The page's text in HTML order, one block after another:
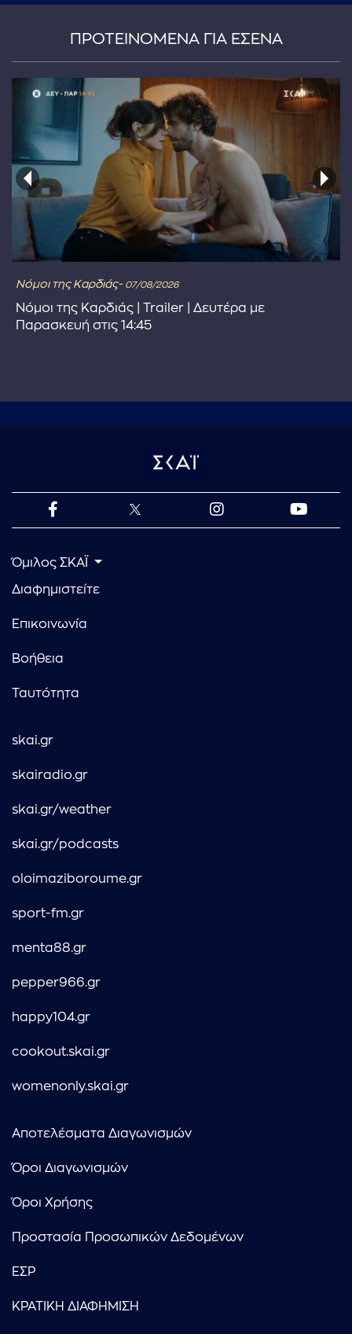
ΠΡΟΤΕΙΝΟΜΕΝΑ ΓΙΑ ΕΣΕΝΑ
Νόμοι της Καρδιάς- 07/08/2026
Νόμοι της Καρδιάς | Trailer | Δευτέρα με
Παρασκευή στις 14:45
Όμιλος ΣΚΑΪ
Διαφημιστείτε
Επικοινωνία
Βοήθεια
Ταυτότητα
skai.gr
skairadio.gr
skai.gr/weather
skai.gr/podcasts
oloimaziboroume.gr
sport-fm.gr
menta88.gr
pepper966.gr
happy104.gr
cookout.skai.gr
womenonly.skai.gr
Αποτελέσματα Διαγωνισμών
Όροι Διαγωνισμών
Όροι Χρήσης
Προστασία Προσωπικών Δεδομένων
ΕΣΡ
ΚΡΑΤΙΚΗ ΔΙΑΦΗΜΙΣΗ